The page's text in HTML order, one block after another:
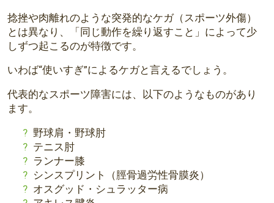
捻挫や肉離れのような突発的なケガ（スポーツ外傷）
とは異なり、
「同じ動作を繰り返すこと」 によって少
しずつ起こるのが特徴です。
いわば“使いすぎ”によるケガと言えるでしょう。
代表的なスポーツ障害には、以下のようなものがあり
ます。
野球肩・野球肘
テニス肘
ランナー膝
シンスプリント（脛骨過労性骨膜炎）
オスグッド・シュラッター病